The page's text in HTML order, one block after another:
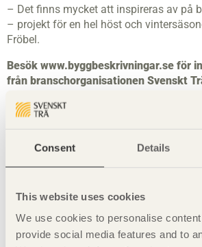
Consent Details
This website uses cookies
We use cookies to personalise
provide social media features and to
– Det finns mycket att inspireras av på
– projekt för en hel höst och
Fröbel.
Besök www.byggbeskrivningar.se för
från branschorganisationen Svenskt
Läs pressmeddelandet på Svenskt
diy Johan Fröbel